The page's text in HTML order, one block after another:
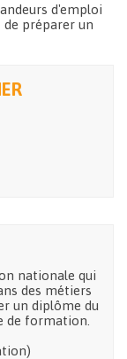
d'emploi
de préparer un
nationale qui
des métiers
un diplôme du
de formation.